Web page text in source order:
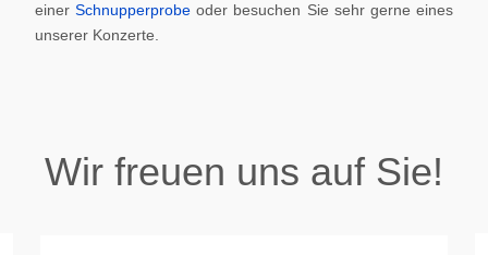
einerSchnupperprobe oder besuchen Sie sehr gerne eines
unserer Konzerte.
Wir freuen uns auf Sie!